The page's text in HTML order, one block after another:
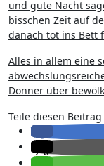
und gute Nacht
bisschen Zeit auf
danach tot ins Bett
Alles in allem eine
Donner über
Teile diesen